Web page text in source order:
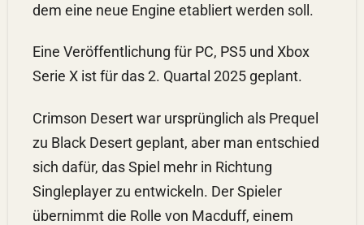
dem eine neue Engine etabliert werden soll.
Eine Veröffentlichung für PC, PS5 und Xbox
Serie X ist für das 2. Quartal 2025 geplant.
Crimson Desert war ursprünglich als Prequel
zu Black Desert geplant, aber man entschied
sich dafür, das Spiel mehr in Richtung
Singleplayer zu entwickeln. Der Spieler
übernimmt die Rolle von Macduff, einem